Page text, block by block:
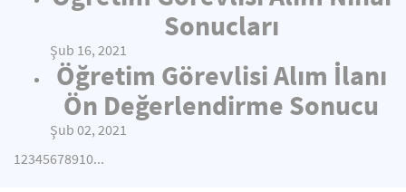
Sonucları
Şub 16, 2021
Öğretim Görevlisi Alım İlanı
Ön Değerlendirme Sonucu
Şub 02, 2021
12345678910...